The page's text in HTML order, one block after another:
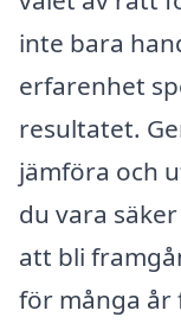
inte bara
erfarenhet
resultatet.
jämföra och
du vara
att bli
för många år